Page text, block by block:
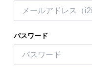
パスワード